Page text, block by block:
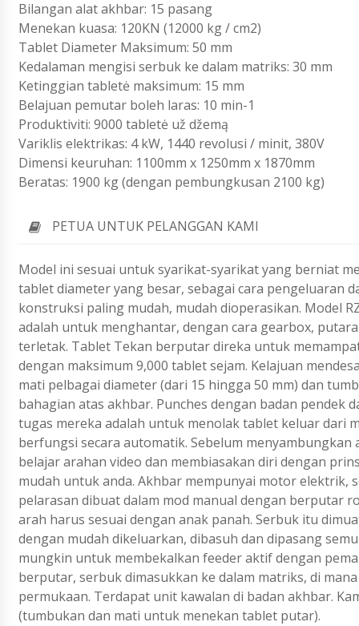
Bilangan alat akhbar: 15 pasang
Menekan kuasa: 120KN (12000 kg / cm2)
Tablet Diameter Maksimum: 50 mm
Kedalaman mengisi serbuk ke dalam matriks: 30 mm
Ketinggian tabletė maksimum: 15 mm
Belajuan pemutar boleh laras: 10 min-1
Produktiviti: 9000 tabletė už džemą
Variklis elektrikas: 4 kW, 1440 revolusi / minit, 380V
Dimensi keuruhan: 1100mm x 1250mm x 1870mm
Beratas: 1900 kg (dengan pembungkusan 2100 kg)
PETUA UNTUK PELANGGAN KAMI
Model ini sesuai untuk syarikat-syarikat yang berniat
tablet diameter yang besar, sebagai cara pengeluaran
konstruksi paling mudah, mudah dioperasikan. Model
adalah untuk menghantar, dengan cara gearbox,
terletak. Tablet Tekan berputar direka untuk
dengan maksimum 9,000 tablet sejam. Kelajuan
mati pelbagai diameter (dari 15 hingga 50 mm) dan
bahagian atas akhbar. Punches dengan badan pendek
tugas mereka adalah untuk menolak tablet keluar dari
berfungsi secara automatik. Sebelum
belajar arahan video dan membiasakan diri dengan
mudah untuk anda. Akhbar mempunyai motor elektrik,
pelarasan dibuat dalam mod manual dengan berputar
arah harus sesuai dengan anak panah. Serbuk itu
dengan mudah dikeluarkan, dibasuh dan dipasang
mungkin untuk membekalkan feeder aktif dengan
berputar, serbuk dimasukkan ke dalam matriks, di
permukaan. Terdapat unit kawalan di badan akhbar.
(tumbukan dan mati untuk menekan tablet putar).